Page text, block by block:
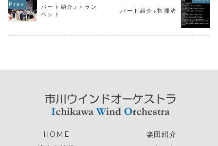
のコンサートに向
け、早い段階から
ラバスを弾いて
パート紹介♪トラン
ペット
パート紹介♪指揮者
HOME
楽団紹介